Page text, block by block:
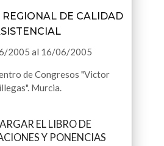
REGIONAL DE CALIDAD
2005 al 16/06/2005
de Congresos "Victor
Murcia.
EL LIBRO DE
Y PONENCIAS